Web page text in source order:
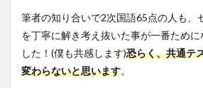
筆者の知り合いで2次国語65点の人も、
を丁寧に解き考え抜いた事が一番ために
した！(僕も共感します)恐らく、共通テ
変わらないと思います。